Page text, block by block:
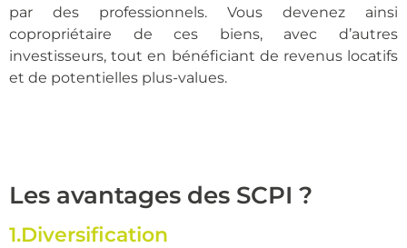
par des professionnels. Vous devenez ainsi
copropriétaire de ces biens, avec d’autres
investisseurs, tout en bénéficiant de revenus locatifs
et de potentielles plus-values.
Les avantages des SCPI ?
1.Diversification